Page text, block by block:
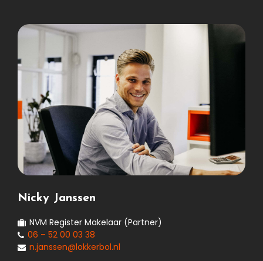
Nicky Janssen
NVM Register Makelaar (Partner)
06 – 52 00 03 38
n.janssen@lokkerbol.nl